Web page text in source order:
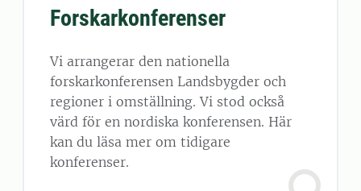
Forskarkonferenser
Vi arrangerar den nationella
forskarkonferensen Landsbygder och
regioner i omställning. Vi stod också
värd för en nordiska konferensen. Här
kan du läsa mer om tidigare
konferenser.